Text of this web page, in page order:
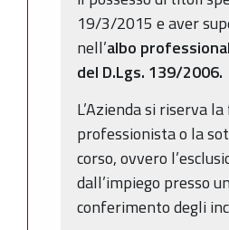
19/3/2015 e aver
nell’albo
del D.Lgs. 139/2006.
L’Azienda si riserva
professionista o la
corso, ovvero
dall’impiego presso
conferimento degli